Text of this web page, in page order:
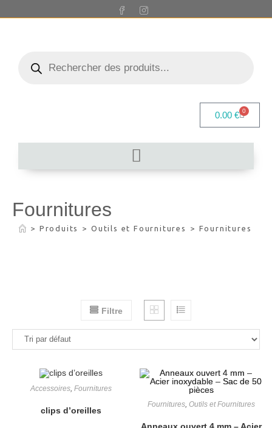
0.00 € 0
Fournitures
> Produits > Outils et Fournitures > Fournitures
Filtre
Accessoires Fournitures
clips d’oreilles
Fournitures, Outils et Fournitures
Anneaux ouvert 4 mm – Acier